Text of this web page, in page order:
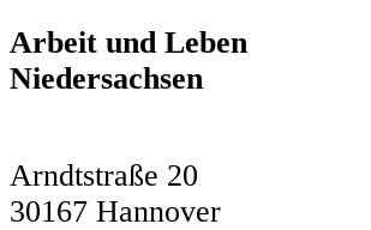
Arbeit und Leben
Niedersachsen
Arndtstraße 20
30167 Hannover